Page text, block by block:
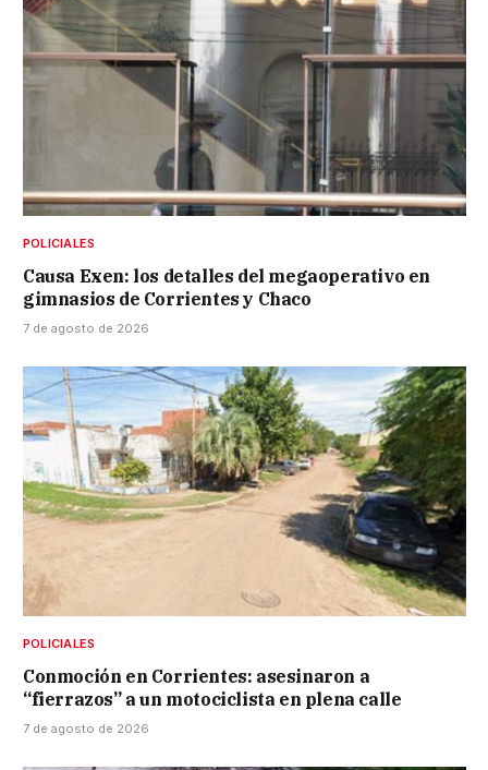
POLICIALES
Causa Exen: los detalles del megaoperativo en
gimnasios de Corrientes y Chaco
7 de agosto de 2026
POLICIALES
Conmoción en Corrientes: asesinaron a
“fierrazos” a un motociclista en plena calle
7 de agosto de 2026